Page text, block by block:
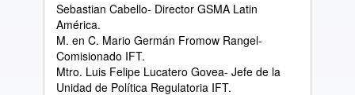
Sebastian Cabello- Director GSMA Latin
América.
M. en C. Mario Germán Fromow Rangel-
Comisionado IFT.
Mtro. Luis Felipe Lucatero Govea- Jefe de la
Unidad de Política Regulatoria IFT.